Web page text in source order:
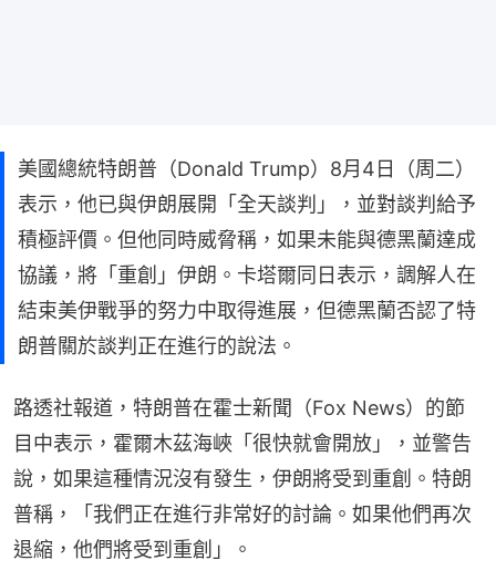
美國總統特朗普（Donald Trump）8月4日（周二）
表示，他已與伊朗展開「全天談判」，並對談判給予
積極評價。但他同時威脅稱，如果未能與德黑蘭達成
協議，將「重創」伊朗。卡塔爾同日表示，調解人在
結束美伊戰爭的努力中取得進展，但德黑蘭否認了特
朗普關於談判正在進行的說法。
路透社報道，特朗普在霍士新聞（Fox News）的節
目中表示，霍爾木茲海峽「很快就會開放」，並警告
說，如果這種情況沒有發生，伊朗將受到重創。特朗
普稱，「我們正在進行非常好的討論。如果他們再次
退縮，他們將受到重創」。